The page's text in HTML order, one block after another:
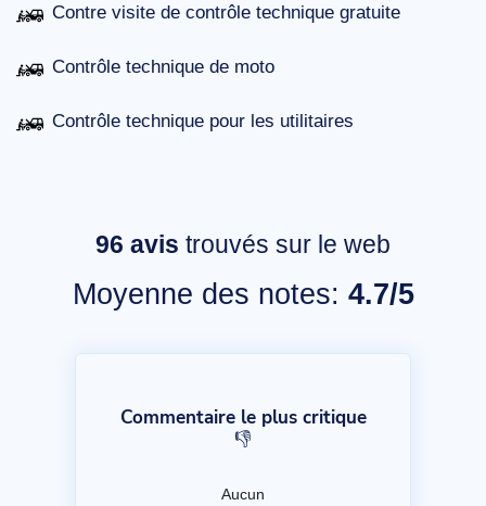
Contre visite de contrôle technique gratuite
Contrôle technique de moto
Contrôle technique pour les utilitaires
96 avis trouvés sur le web
Moyenne des notes: 4.7/5
Commentaire le plus critique
👎
Aucun